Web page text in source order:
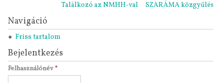
Találkozó az NMHH-val SZARÁMA közgyűlés
Navigáció
Friss tartalom
Bejelentkezés
Felhasználónév *